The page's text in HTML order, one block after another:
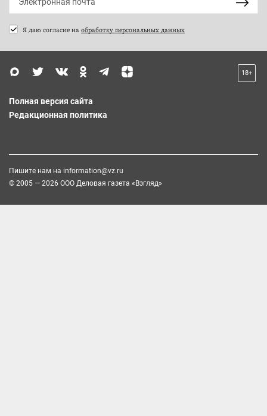
Я даю согласие на обработку персональных данных
18+
Полная версия сайта
Редакционная политика
Пишите нам на information@vz.ru
© 2005 — 2026 ООО Деловая газета «Взгляд»